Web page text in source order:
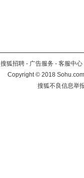
搜狐招聘 - 广告服务 - 客服中心
Copyright©2018
搜狐不良信息举